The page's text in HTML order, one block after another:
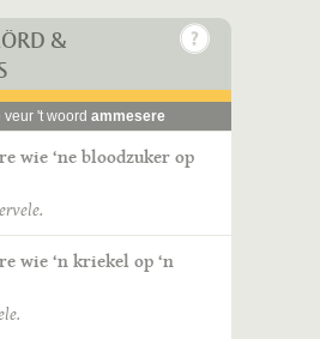
&
veur 't woord ammesere
wie ‘ne bloodzuker op
wie ‘n kriekel op ‘n